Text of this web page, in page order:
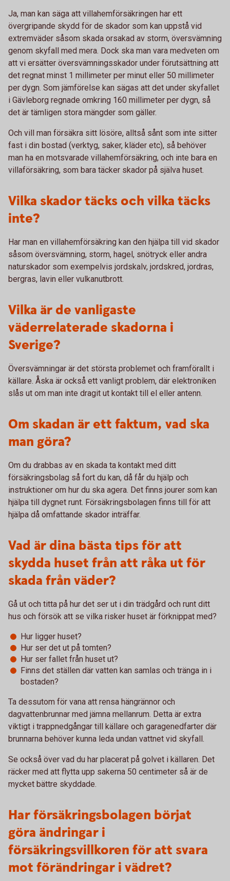
Ja, man kan säga att villahemförsäkringen har ett
övergripande skydd för de skador som kan uppstå vid
extremväder såsom skada orsakad av storm, översvämning
genom skyfall med mera. Dock ska man vara medveten om
att vi ersätter översvämningsskador under förutsättning att
det regnat minst 1 millimeter per minut eller 50 millimeter
per dygn. Som jämförelse kan sägas att det under skyfallet
i Gävleborg regnade omkring 160 millimeter per dygn, så
det är tämligen stora mängder som gäller.
Och vill man försäkra sitt lösöre, alltså sånt som inte sitter
fast i din bostad (verktyg, saker, kläder etc), så behöver
man ha en motsvarade villahemförsäkring, och inte bara en
villaförsäkring, som bara täcker skador på själva huset.
Vilka skador täcks och vilka täcks
inte?
Har man en villahemförsäkring kan den hjälpa till vid skador
såsom översvämning, storm, hagel, snötryck eller andra
naturskador som exempelvis jordskalv, jordskred, jordras,
bergras, lavin eller vulkanutbrott.
Vilka är de vanligaste
väderrelaterade skadorna i
Sverige?
Översvämningar är det största problemet och framförallt i
källare. Åska är också ett vanligt problem, där elektroniken
slås ut om man inte dragit ut kontakt till el eller antenn.
Om skadan är ett faktum, vad ska
man göra?
Om du drabbas av en skada ta kontakt med ditt
försäkringsbolag så fort du kan, då får du hjälp och
instruktioner om hur du ska agera. Det finns jourer som kan
hjälpa till dygnet runt. Försäkringsbolagen finns till för att
hjälpa då omfattande skador inträffar.
Vad är dina bästa tips för att
skydda huset från att råka ut för
skada från väder?
Gå ut och titta på hur det ser ut i din trädgård och runt ditt
hus och försök att se vilka risker huset är förknippat med?
Hur ligger huset?
Hur ser det ut på tomten?
Hur ser fallet från huset ut?
Finns det ställen där vatten kan samlas och tränga in i
bostaden?
Ta dessutom för vana att rensa hängrännor och
dagvattenbrunnar med jämna mellanrum. Detta är extra
viktigt i trappnedgångar till källare och garagenedfarter där
brunnarna behöver kunna leda undan vattnet vid skyfall.
Se också över vad du har placerat på golvet i källaren. Det
räcker med att flytta upp sakerna 50 centimeter så är de
mycket bättre skyddade.
Har försäkringsbolagen börjat
göra ändringar i
försäkringsvillkoren för att svara
mot förändringar i vädret?